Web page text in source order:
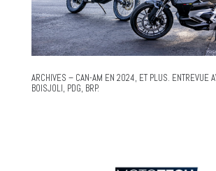
ARCHIVES – CAN-AM EN 2024, ET PLUS. ENTREVUE
BOISJOLI, PDG, BRP.